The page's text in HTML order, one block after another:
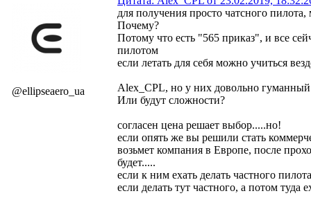
@ellipseaero_ua
для получения просто чатсного
Почему?
Потому что есть "565 приказ", и все
пилотом
если летать для себя можно учиться
Alex_CPL, но у них довольно
Или будут сложности?
согласен цена решает выбор.....но!
если опять же вы решили стать
возьмет компания в Европе, после
будет.....
если к ним ехать делать частного
если делать тут частного, а потом туда